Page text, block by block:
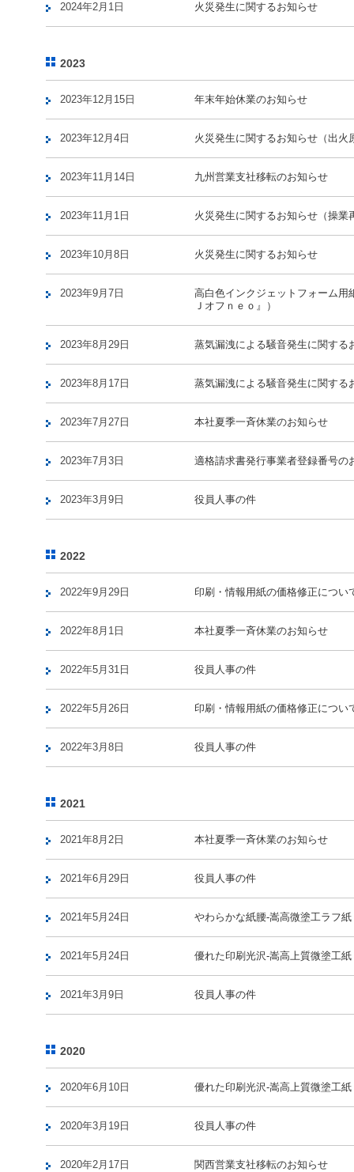
2024年2月1日 火災発生に関するお知らせ
2023
2023年12月15日 年末年始休業のお知らせ
2023年12月4日 火災発生に関するお知らせ（出火
2023年11月14日 九州営業支社移転のお知らせ
2023年11月1日 火災発生に関するお知らせ（操業
2023年10月8日 火災発生に関するお知らせ
2023年9月7日
高白色インクジェットフォーム
Ｊオフｎｅｏ』）
2023年8月29日 蒸気漏洩による騒音発生に関する
2023年8月17日 蒸気漏洩による騒音発生に関する
2023年7月27日 本社夏季一斉休業のお知らせ
2023年7月3日 適格請求書発行事業者登録番号の
2023年3月9日 役員人事の件
2022
2022年9月29日 印刷・情報用紙の価格修正につい
2022年8月1日 本社夏季一斉休業のお知らせ
2022年5月31日 役員人事の件
2022年5月26日 印刷・情報用紙の価格修正につい
2022年3月8日 役員人事の件
2021
2021年8月2日 本社夏季一斉休業のお知らせ
2021年6月29日 役員人事の件
2021年5月24日 やわらかな紙腰-嵩高微塗工ラフ
2021年5月24日 優れた印刷光沢-嵩高上質微塗工
2021年3月9日 役員人事の件
2020
2020年6月10日 優れた印刷光沢-嵩高上質微塗工
2020年3月19日 役員人事の件
2020年2月17日 関西営業支社移転のお知らせ